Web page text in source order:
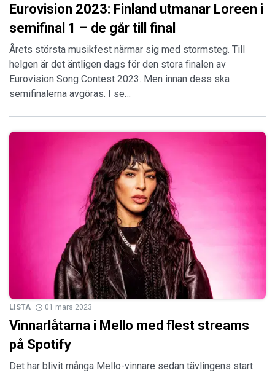
Eurovision 2023: Finland utmanar Loreen i
semifinal 1 – de går till final
Årets största musikfest närmar sig med stormsteg. Till
helgen är det äntligen dags för den stora finalen av
Eurovision Song Contest 2023. Men innan dess ska
semifinalerna avgöras. I se…
LISTA 01 mars 2023
Vinnarlåtarna i Mello med flest streams
på Spotify
Det har blivit många Mello-vinnare sedan tävlingens start